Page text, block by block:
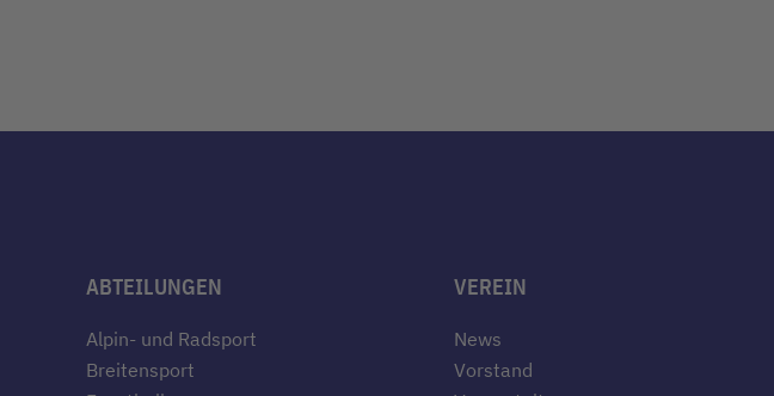
ABTEILUNGEN
Alpin- und Radsport
Breitensport
VEREIN
News
Vorstand